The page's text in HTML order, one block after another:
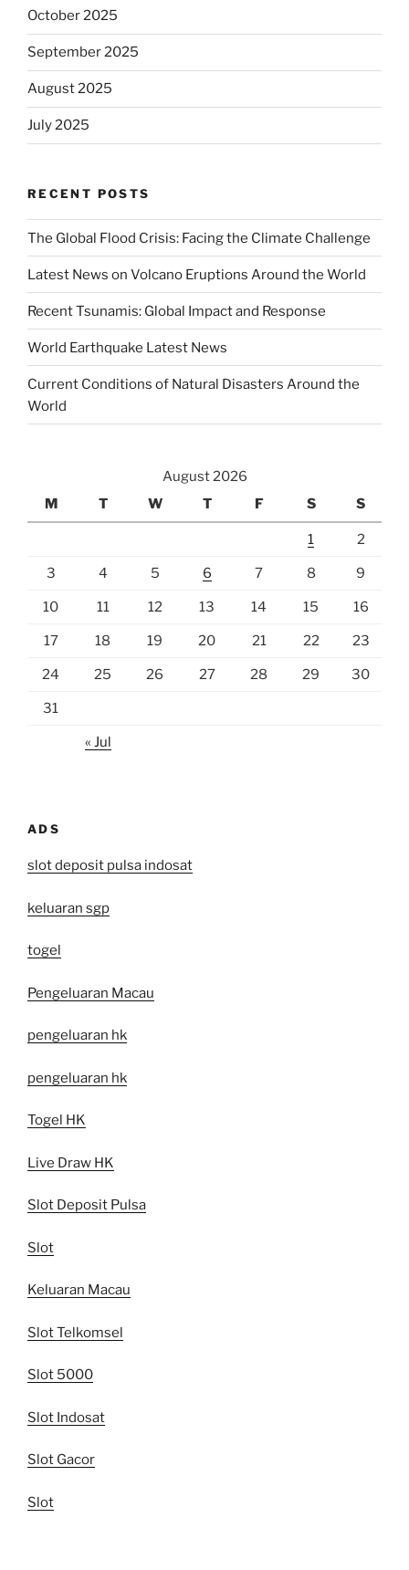
October 2025
September 2025
August 2025
July 2025
RECENT POSTS
The Global Flood Crisis: Facing the Climate Challenge
Latest News on Volcano Eruptions Around the World
Recent Tsunamis: Global Impact and Response
World Earthquake Latest News
Current Conditions of Natural Disasters Around the
World
August 2026
M
T W T F S S
1 2
3 4 5 6 7 8 9
10 11 12 13 14 15 16
17 18 19 20 21 22 23
24 25 26 27 28 29 30
31
« Jul
ADS
slot deposit pulsa indosat
keluaran sgp
togel
Pengeluaran Macau
pengeluaran hk
pengeluaran hk
Togel HK
Live Draw HK
Slot Deposit Pulsa
Slot
Keluaran Macau
Slot Telkomsel
Slot 5000
Slot Indosat
Slot Gacor
Slot